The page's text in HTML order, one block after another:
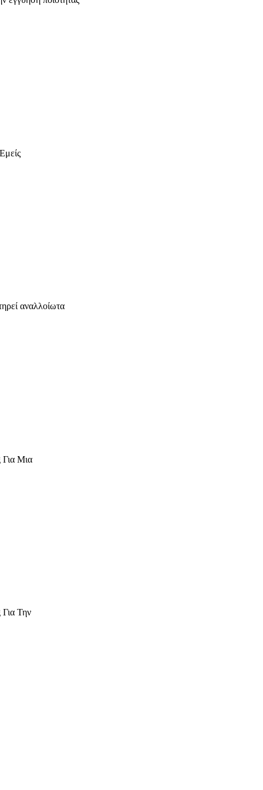
αναλλοίωτα
Μια
Την